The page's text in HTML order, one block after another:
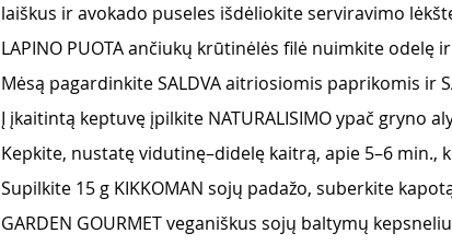
laiškus ir avokado puseles išdėliokite serviravimo
LAPINO PUOTA ančiukų krūtinėlės filė nuimkite odelę
Mėsą pagardinkite SALDVA aitriosiomis paprikomis ir
Į įkaitintą keptuvę įpilkite NATURALISIMO ypač gryno
Kepkite, nustatę vidutinę–didelę kaitrą, apie 5–6 min.,
Supilkite 15 g KIKKOMAN sojų padažo, suberkite
GARDEN GOURMET veganiškus sojų baltymų